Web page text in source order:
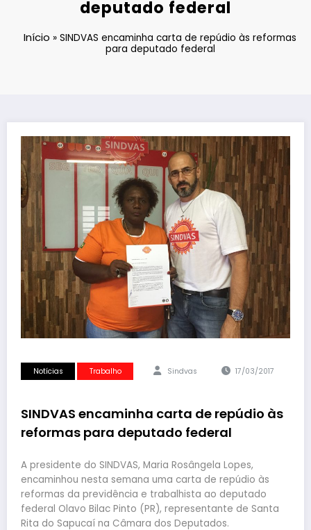
deputado federal
Início »SINDVAS encaminha carta de repúdio às reformas
para deputado federal
Notícias Trabalho Sindvas 17/03/2017
SINDVAS encaminha carta de repúdio às
reformas para deputado federal
A presidente do SINDVAS, Maria Rosângela Lopes,
encaminhou nesta semana uma carta de repúdio às
reformas da previdência e trabalhista ao deputado
federal Olavo Bilac Pinto (PR), representante de Santa
Rita do Sapucaí na Câmara dos Deputados.